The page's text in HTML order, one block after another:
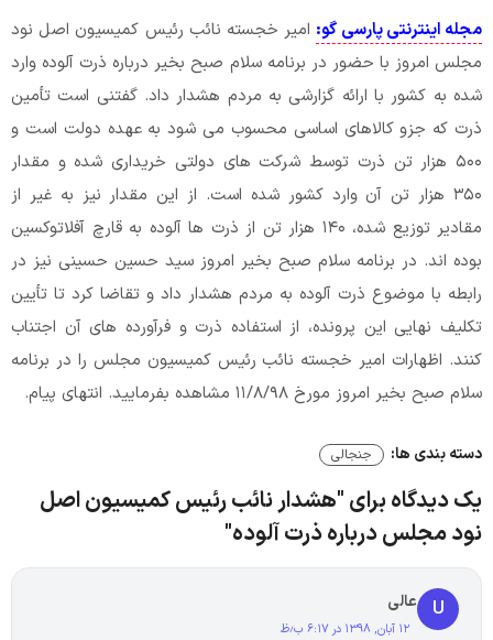
مجله اینترنتی پارسی گو: امیر خجسته نائب رئیس کمیسیون اصل نود
مجلس امروز با حضور در برنامه سلام صبح بخیر درباره ذرت آلوده وارد
شده به کشور با ارائه گزارشی به مردم هشدار داد. گفتنی است تأمین
ذرت که جزو کالاهای اساسی محسوب می شود به عهده دولت است و
۵۰۰ هزار تن ذرت توسط شرکت های دولتی خریداری شده و مقدار
۳۵۰ هزار تن آن وارد کشور شده است. از این مقدار نیز به غیر از
مقادیر توزیع شده، ۱۴۰ هزار تن از ذرت ها آلوده به قارچ آفلاتوکسین
بوده اند. در برنامه سلام صبح بخیر امروز سید حسین حسینی نیز در
رابطه با موضوع ذرت آلوده به مردم هشدار داد و تقاضا کرد تا تأیین
تکلیف نهایی این پرونده، از استفاده ذرت و فرآورده های آن اجتناب
کنند. اظهارات امیر خجسته نائب رئیس کمیسیون مجلس را در برنامه
سلام صبح بخیر امروز مورخ ۱۱/۸/۹۸ مشاهده بفرمایید. انتهای پیام.
دسته بندی ها: جنجالی
یک دیدگاه برای "هشدار نائب رئیس کمیسیون اصل
نود مجلس درباره ذرت آلوده"
U عالی
۱۲ آبان, ۱۳۹۸ در ۶:۱۷ ب٫ظ